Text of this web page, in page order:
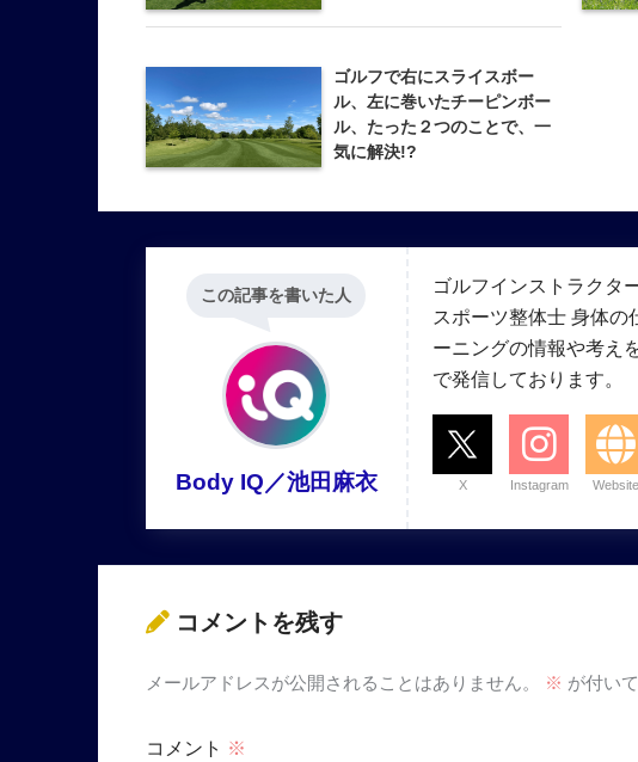
ゴルフで右にスライスボー
ル、左に巻いたチーピンボー
ル、たった２つのことで、一
気に解決!?
この記事を書いた人
Body IQ／池田麻衣
ゴルフインストラク
スポーツ整体士 身体の
ーニングの情報や考え
で発信しております。
X Instagram Website
コメントを残す
メールアドレスが公開されることはありません。 ※ が付い
コメント ※